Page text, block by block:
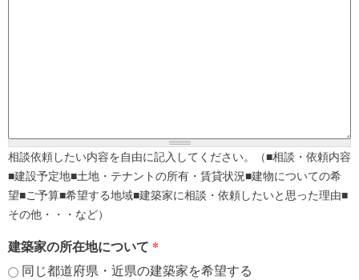
相談依頼したい内容を自由に記入してください。（■相談・依頼内容
■建設予定地■土地・テナントの所有・賃貸状況■建物についての希
望■ご予算■希望する地域■建築家に相談・依頼したいと思った理由■
その他・・・など）
建築家の所在地について *
同じ都道府県・近県の建築家を希望する